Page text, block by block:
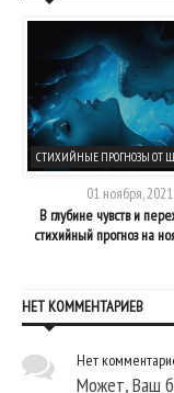
СТИХИЙНЫЕ ПРОГНОЗЫ ОТ
01 ноября, 2021
В глубине чувств и
стихийный прогноз на
НЕТ КОММЕНТАРИЕВ
Нет
Может, Ваш